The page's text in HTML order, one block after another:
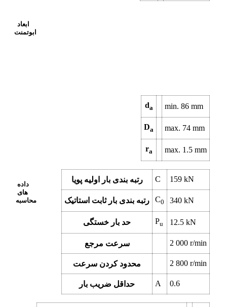
ابعاد
ابوتمنت
da min. 86mm
Da max. 74mm
ra max. 1.5mm
داده
های
محاسبه
رتبه بندی بار اولیه پویا C 159kN
رتبه بندی بار ثابت استاتیک C0 340kN
حد بار خستگی Pu 12.5kN
سرعت مرجع 2 000r/min
محدود کردن سرعت 2 800r/min
حداقل ضریب بار A 0.6